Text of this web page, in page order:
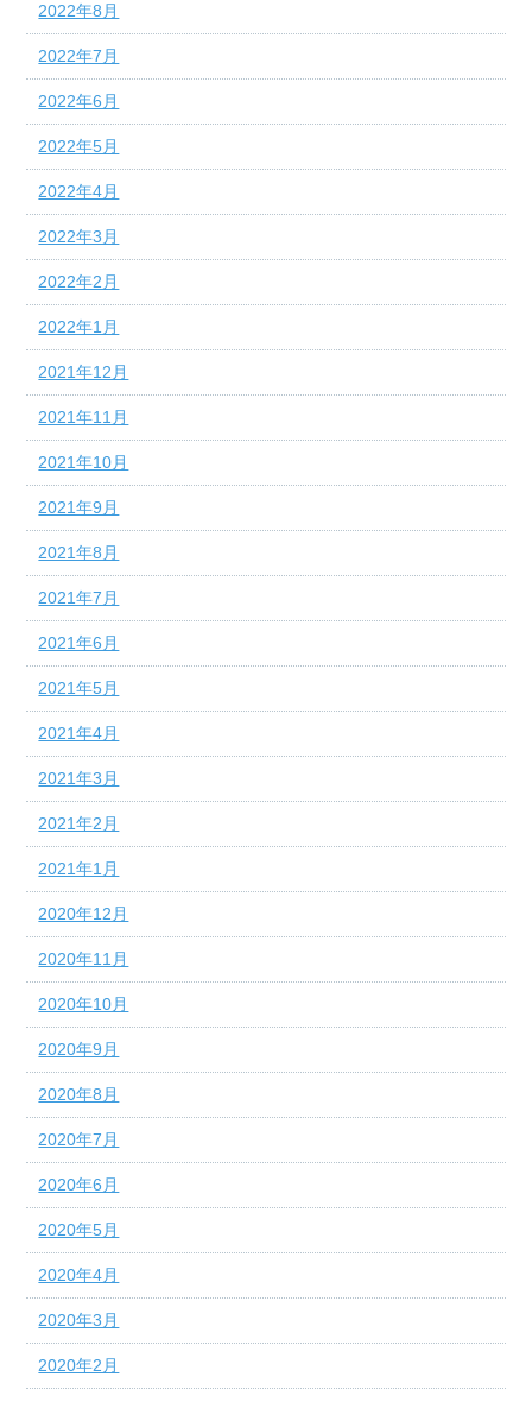
2022年8月
2022年7月
2022年6月
2022年5月
2022年4月
2022年3月
2022年2月
2022年1月
2021年12月
2021年11月
2021年10月
2021年9月
2021年8月
2021年7月
2021年6月
2021年5月
2021年4月
2021年3月
2021年2月
2021年1月
2020年12月
2020年11月
2020年10月
2020年9月
2020年8月
2020年7月
2020年6月
2020年5月
2020年4月
2020年3月
2020年2月